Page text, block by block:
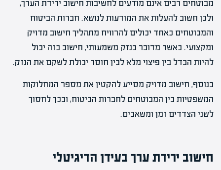
מבוטחים רבים אינם מודעים לחשיבות חישוב ירידת הערך,
ולכן חשוב להעלות את המודעות לנושא. חברות הביטוח
והמבוטחים כאחד יכולים להרוויח מתהליך חישוב מדויק
ומקצועי. כאשר מדובר בנזק משמעותי, חישוב כזה יכול
להיות הבדל בין פיצוי מלא לבין חוסר יכולת לשקם את הנזק.
בנוסף, חישוב מדויק מסייע להקטין את מספר המחלוקות
המשפטיות בין המבוטחים לחברות הביטוח, ובכך לחסוך
לשני הצדדים זמן ומשאבים.
חישוב ירידת ערך בעידן הדיגיטלי